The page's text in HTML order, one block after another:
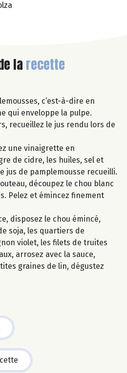
larecette
c’est-à-dire en
qui enveloppe la pulpe.
recueillez le jus rendu lors de
une vinaigrette en
de cidre, les huiles, sel et
jus de pamplemousse recueilli.
découpez le chou blanc
Pelez et émincez finement
disposez le chou émincé,
soja, les quartiers de
violet, les filets de truites
arrosez avec la sauce,
graines de lin, dégustez